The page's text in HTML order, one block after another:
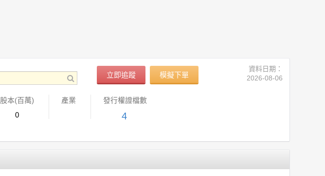
立即追蹤 模擬下單
資料日期：
2026-08-06
股本(百萬)
0
產業 發行權證檔數
4